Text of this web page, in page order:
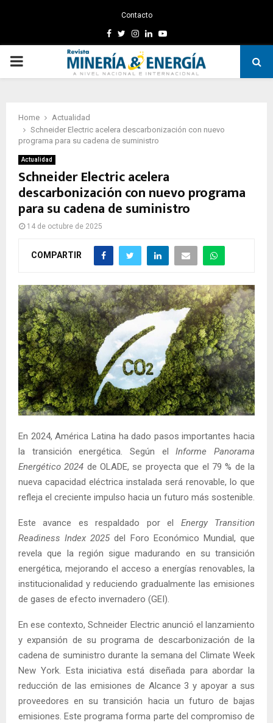
Contacto
Facebook
TwitterInstagram
LinkedinYoutube
PRIMARY
Home
Actualidad
Schneider Electric acelera descarbonización con nuevo
programa para su cadena de suministro
Actualidad
Schneider Electric acelera
descarbonización con nuevo programa
para su cadena de suministro
14 de octubre de 2025
COMPARTIR
En 2024, América Latina ha dado pasos importantes hacia
la transición energética. Según elInforme Panorama
Energético 2024 de OLADE, se proyecta que el 79 % de la
nueva capacidad eléctrica instalada será renovable, lo que
refleja el creciente impulso hacia un futuro más sostenible.
Este avance es respaldado por el Energy Transition
Readiness Index 2025del Foro Económico Mundial, que
revela que la región sigue madurando en su transición
energética, mejorando el acceso a energías renovables, la
institucionalidad y reduciendo gradualmente las emisiones
de gases de efecto invernadero (GEI).
En ese contexto, Schneider Electric anunció el lanzamiento
y expansión de su programa de descarbonización de la
cadena de suministro durante la semana del Climate Week
New York. Esta iniciativa está diseñada para abordar la
reducción de las emisiones de Alcance 3 y apoyar a sus
proveedores en su transición hacia un futuro de bajas
emisiones. Este programa forma parte del compromiso de